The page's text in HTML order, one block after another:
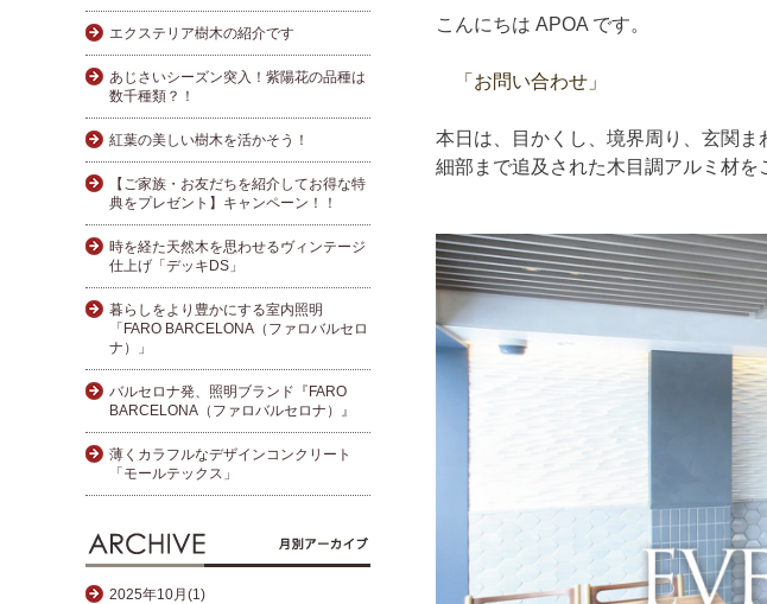
こんにちは APOA です。
「お問い合わせ」
本日は、目かくし、境界周り、玄関
細部まで追及された木目調アルミ材を
エクステリア樹木の紹介です
あじさいシーズン突入！紫陽花の品種は
数千種類？！
紅葉の美しい樹木を活かそう！
【ご家族・お友だちを紹介してお得な特
典をプレゼント】キャンペーン！！
時を経た天然木を思わせるヴィンテージ
仕上げ「デッキDS」
暮らしをより豊かにする室内照明
「FARO BARCELONA（ファロバルセロ
ナ）」
バルセロナ発、照明ブランド『FARO
BARCELONA（ファロバルセロナ）』
薄くカラフルなデザインコンクリート
「モールテックス」
2025年10月(1)